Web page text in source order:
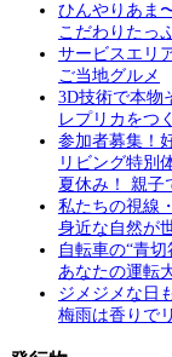
ひんやりあま
こだわりたっ
サービスエリ
ご当地グルメ
3D技術で本物
レプリカをつ
参加者募集！
リビング特別
夏休み！ 親子
私たちの視線
身近な自然が
自転車の“青切
あなたの運転
ジメジメな日
梅雨は香りで